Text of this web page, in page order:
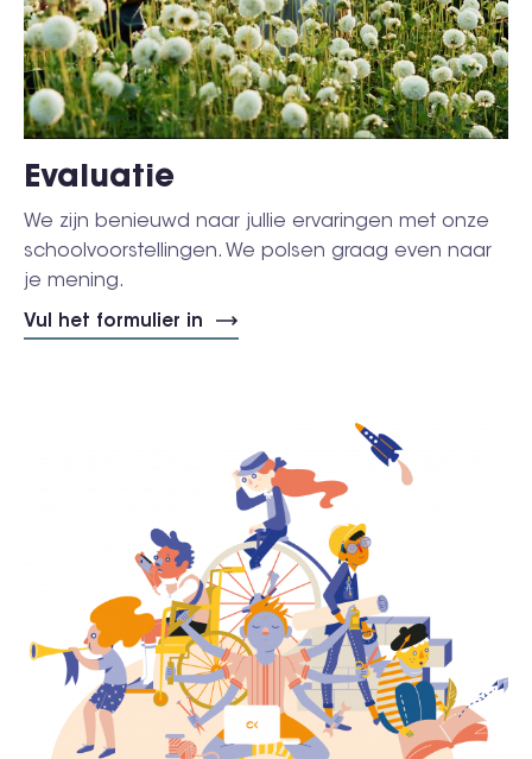
Evaluatie
We zijn benieuwd naar jullie ervaringen met onze
schoolvoorstellingen. We polsen graag even naar
je mening.
Vul het formulier in